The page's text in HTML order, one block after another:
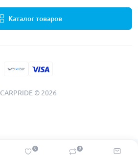
0 0
Каталог товаров
CARPRIDE © 2026